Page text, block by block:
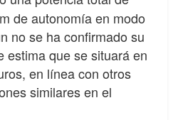
de autonomía en modo
no se ha confirmado su
estima que se situará en
en línea con otros
similares en el